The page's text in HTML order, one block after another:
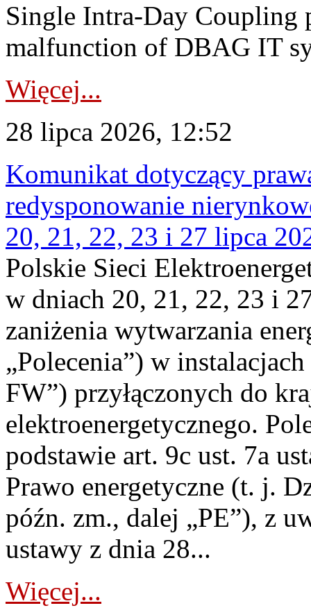
Single Intra-Day Coupling
malfunction of DBAG IT
Więcej...
28 lipca 2026, 12:52
Komunikat dotyczący
redysponowanie
20, 21, 22, 23 i 27 lipca
Polskie Sieci
w dniach 20, 21, 22, 23 i
zaniżenia wytwarzania
„Polecenia”) w
FW”) przyłączonych do
elektroenergetycznego.
podstawie art. 9c ust. 7a
Prawo energetyczne (t. j.
późn. zm., dalej „PE”), z
ustawy z dnia 28...
Więcej...